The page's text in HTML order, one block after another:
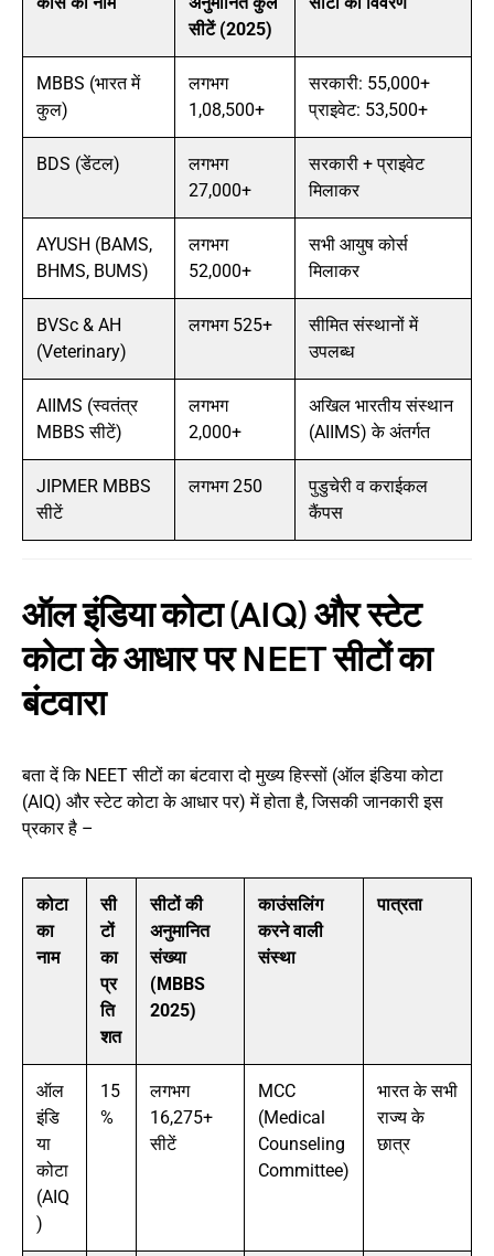
सीटें (2025)
MBBS (भारत में
कुल)
लगभग
1,08,500+
सरकारी: 55,000+
प्राइवेट: 53,500+
BDS (डेंटल)
लगभग
27,000+
सरकारी + प्राइवेट
मिलाकर
AYUSH (BAMS,
BHMS, BUMS)
लगभग
52,000+
सभी आयुष कोर्स
मिलाकर
BVSc & AH
(Veterinary)
लगभग 525+
सीमित संस्थानों में
उपलब्ध
AIIMS (स्वतंत्र
MBBS सीटें)
लगभग
2,000+
अखिल भारतीय संस्थान
(AIIMS) के अंतर्गत
JIPMER MBBS
सीटें
लगभग 250
पुडुचेरी व कराईकल
कैंपस
ऑल इंडिया कोटा (AIQ) और स्टेट
कोटा के आधार पर NEET सीटों का
बंटवारा
बता दें कि NEET सीटों का बंटवारा दो मुख्य हिस्सों (ऑल इंडिया कोटा
(AIQ) और स्टेट कोटा के आधार पर) में होता है, जिसकी जानकारी इस
प्रकार है –
कोटा
का
नाम
सी
टों
का
प्र
ति
शत
सीटों की
अनुमानित
संख्या
(MBBS
2025)
काउंसलिंग
करने वाली
संस्था
पात्रता
ऑल
इंडि
या
कोटा
(AIQ
)
15
%
लगभग
16,275+
सीटें
MCC
(Medical
Counseling
Committee)
भारत के सभी
राज्य के
छात्र